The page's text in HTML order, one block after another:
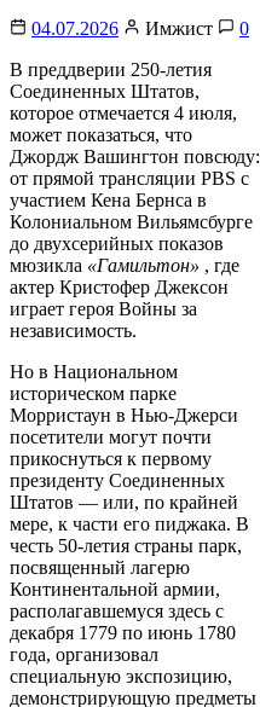
04.07.2026 Имжист
0
В преддверии 250-летия
Соединенных Штатов,
которое отмечается 4 июля,
может показаться, что
Джордж Вашингтон повсюду:
от прямой трансляции PBS с
участием Кена Бернса в
Колониальном Вильямсбурге
до двухсерийных показов
мюзикла «Гамильтон» , где
актер Кристофер Джексон
играет героя Войны за
независимость.
Но в Национальном
историческом парке
Морристаун в Нью-Джерси
посетители могут почти
прикоснуться к первому
президенту Соединенных
Штатов — или, по крайней
мере, к части его пиджака. В
честь 50-летия страны парк,
посвященный лагерю
Континентальной армии,
располагавшемуся здесь с
декабря 1779 по июнь 1780
года, организовал
специальную экспозицию,
демонстрирующую предметы